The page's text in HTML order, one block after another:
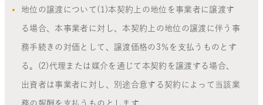
地位の譲渡について(1)本契約上の地位を事業者に譲渡す
る場合、本事業者に対し、本契約上の地位の譲渡に伴う事
務手続きの対価として、譲渡価格の3％を支払うものとす
る。(2)代理または媒介を通じて本契約を譲渡する場合、
出資者は事業者に対し、別途合意する契約によって当該業
務の報酬を支払うものとします。